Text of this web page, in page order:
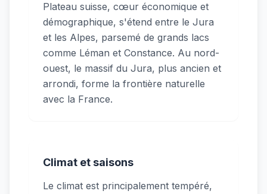
Plateau suisse, cœur économique et
démographique, s'étend entre le Jura
et les Alpes, parsemé de grands lacs
comme Léman et Constance. Au nord-
ouest, le massif du Jura, plus ancien et
arrondi, forme la frontière naturelle
avec la France.
Climat et saisons
Le climat est principalement tempéré,